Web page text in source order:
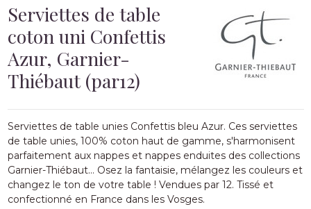
Serviettes de table
coton uni Confettis
Azur, Garnier-
Thiébaut (par12)
Serviettes de table unies Confettis bleu Azur. Ces serviettes
de table unies, 100% coton haut de gamme, s'harmonisent
parfaitement aux nappes et nappes enduites des collections
Garnier-Thiébaut... Osez la fantaisie, mélangez les couleurs et
changez le ton de votre table ! Vendues par 12. Tissé et
confectionné en France dans les Vosges.